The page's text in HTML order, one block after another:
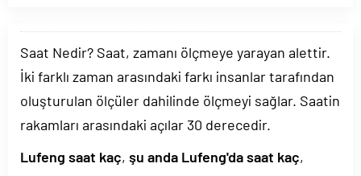
Saat Nedir? Saat, zamanı ölçmeye yarayan alettir.
İki farklı zaman arasındaki farkı insanlar tarafından
oluşturulan ölçüler dahilinde ölçmeyi sağlar. Saatin
rakamları arasındaki açılar 30 derecedir.
Lufeng saat kaç, şu anda Lufeng'da saat kaç,